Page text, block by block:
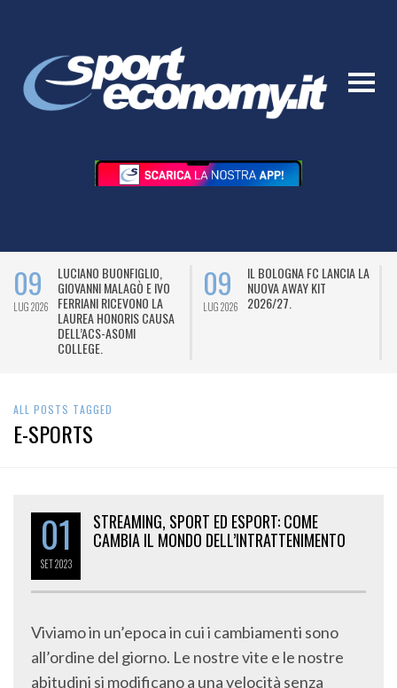
09
LUG 2026
LUCIANO BUONFIGLIO,
GIOVANNI MALAGÒ E IVO
FERRIANI RICEVONO LA
LAUREA HONORIS CAUSA
DELL’ACS-ASOMI
COLLEGE.
09
LUG 2026
IL BOLOGNA FC LANCIA LA
NUOVA AWAY KIT
2026/27.
ALL POSTS TAGGED
E-SPORTS
01
SET2023
STREAMING, SPORT ED ESPORT: COME
CAMBIA IL MONDO DELL’INTRATTENIMENTO
Viviamo in un’epoca in cui i cambiamenti sono
all’ordine del giorno. Le nostre vite e le nostre
abitudini si modificano a una velocità senza